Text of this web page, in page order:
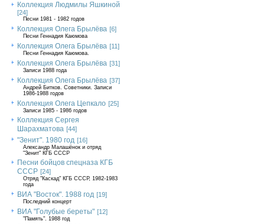
Коллекция Людмилы Яшкиной
[24]
Песни 1981 - 1982 годов
Коллекция Олега Брылёва [6]
Песни Геннадия Каюмова
Коллекция Олега Брылёва [11]
Песни Геннадия Каюмова.
Коллекция Олега Брылёва [31]
Записи 1988 года
Коллекция Олега Брылёва [37]
Андрей Битков. Советники. Записи
1986-1988 годов
Коллекция Олега Цепкало [25]
Записи 1985 - 1986 годов
Коллекция Сергея
Шарахматова [44]
"Зенит". 1980 год [16]
Александр Малашёнок и отряд
"Зенит" КГБ СССР
Песни бойцов спецназа КГБ
СССР [24]
Отряд "Каскад" КГБ СССР, 1982-1983
года
ВИА "Восток". 1988 год [19]
Последний концерт
ВИА "Голубые береты" [12]
"Память". 1988 год